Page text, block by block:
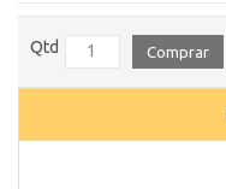
Qtd Comprar